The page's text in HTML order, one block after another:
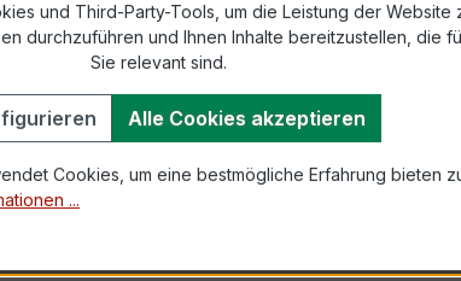
1 × Primärnennstrom)
kompakte Bauform, hohe Zuverlässigkeit
Messung gefordert wird (z. B.
und Third-Party-Tools, um die Leistung der Website
durchzuführen und Ihnen Inhalte bereitzustellen, die
Sie relevant sind.
Alle Cookies akzeptieren
Cookies, um eine bestmögliche Erfahrung bieten
...